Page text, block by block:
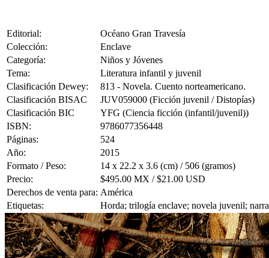
Editorial:
Océano Gran Travesía
Colección:
Enclave
Categoría:
Niños y Jóvenes
Tema:
Literatura infantil y juvenil
Clasificación Dewey:
813 - Novela. Cuento norteamericano.
Clasificación BISAC
JUV059000 (Ficción juvenil / Distopías)
Clasificación BIC
YFG (Ciencia ficción (infantil/juvenil))
ISBN:
9786077356448
Páginas:
524
Año:
2015
Formato / Peso:
14 x 22.2 x 3.6 (cm) / 506 (gramos)
Precio:
$495.00 MX / $21.00 USD
Derechos de venta para: América
Etiquetas:
Horda; trilogía enclave; novela juvenil;